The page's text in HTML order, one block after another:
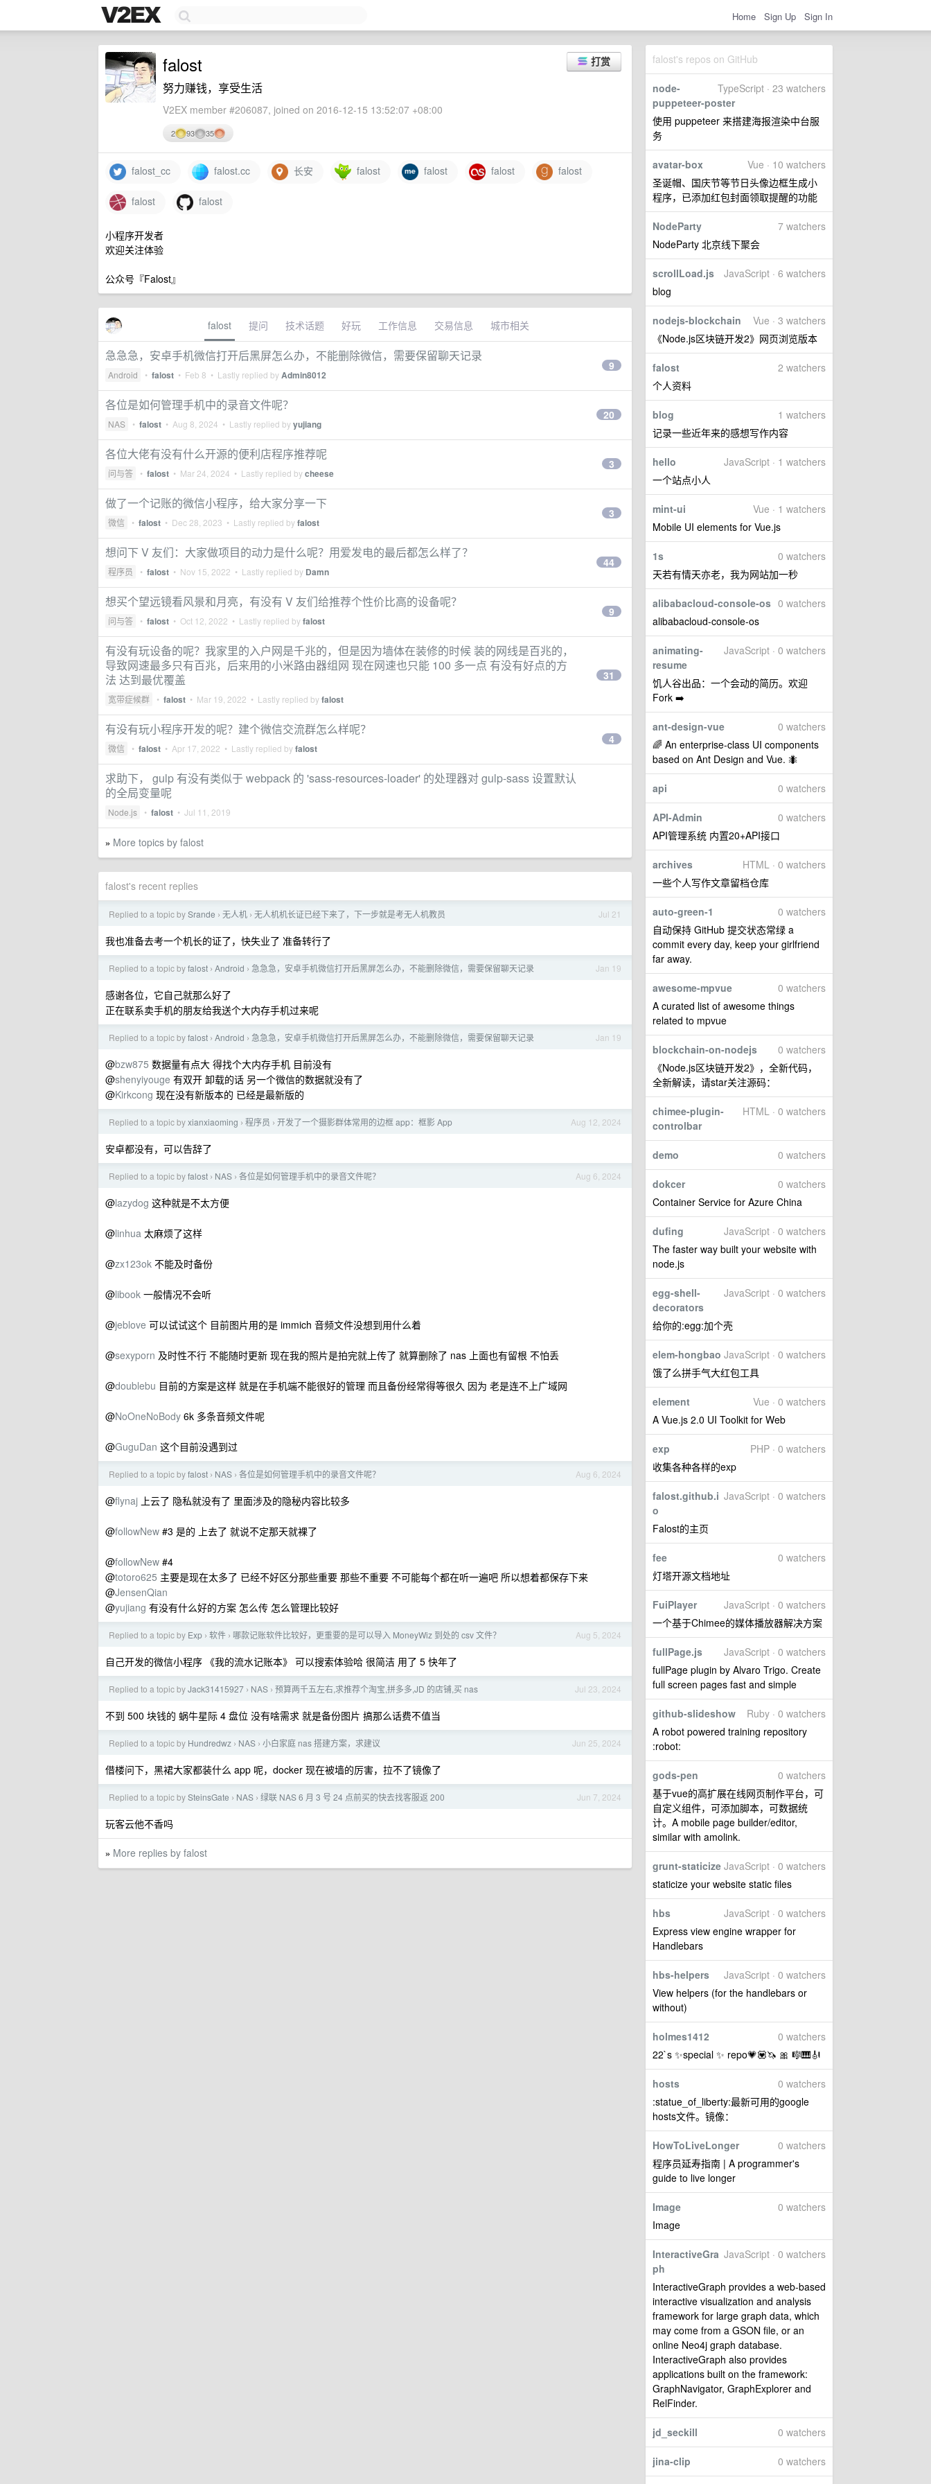
Home Sign Up Sign In
falost's repos on GitHub
TypeScript · 23 watchers
node-
puppeteer-poster
使用 puppeteer 来搭建海报渲染中台服
务
Vue · 10 watchers
avatar-box
圣诞帽、国庆节等节日头像边框生成小
程序，已添加红包封面领取提醒的功能
7 watchers
NodeParty
NodeParty 北京线下聚会
JavaScript · 6 watchers
scrollLoad.js
blog
Vue · 3 watchers
nodejs-blockchain
《Node.js区块链开发2》网页浏览版本
2 watchers
falost
个人资料
1 watchers
blog
记录一些近年来的感想写作内容
JavaScript · 1 watchers
hello
一个站点小人
Vue · 1 watchers
mint-ui
Mobile UI elements for Vue.js
0 watchers
1s
天若有情天亦老，我为网站加一秒
0 watchers
alibabacloud-console-os
alibabacloud-console-os
JavaScript · 0 watchers
animating-
resume
饥人谷出品：一个会动的简历。欢迎
Fork ➡️
0 watchers
ant-design-vue
🌈 An enterprise-class UI components
based on Ant Design and Vue. 🐜
0 watchers
api
0 watchers
API-Admin
API管理系统 内置20+API接口
HTML · 0 watchers
archives
一些个人写作文章留档仓库
0 watchers
auto-green-1
自动保持 GitHub 提交状态常绿 a
commit every day, keep your girlfriend
far away.
0 watchers
awesome-mpvue
A curated list of awesome things
related to mpvue
0 watchers
blockchain-on-nodejs
《Node.js区块链开发2》，全新代码，
全新解读，请star关注源码：
HTML · 0 watchers
chimee-plugin-
controlbar
0 watchers
demo
0 watchers
dokcer
Container Service for Azure China
JavaScript · 0 watchers
dufing
The faster way built your website with
node.js
JavaScript · 0 watchers
egg-shell-
decorators
给你的:egg:加个壳
JavaScript · 0 watchers
elem-hongbao
饿了么拼手气大红包工具
Vue · 0 watchers
element
A Vue.js 2.0 UI Toolkit for Web
PHP · 0 watchers
exp
收集各种各样的exp
JavaScript · 0 watchers
falost.github.i
o
Falost的主页
0 watchers
fee
灯塔开源文档地址
JavaScript · 0 watchers
FuiPlayer
一个基于Chimee的媒体播放器解决方案
JavaScript · 0 watchers
fullPage.js
fullPage plugin by Alvaro Trigo. Create
full screen pages fast and simple
Ruby · 0 watchers
github-slideshow
A robot powered training repository
:robot:
0 watchers
gods-pen
基于vue的高扩展在线网页制作平台，可
自定义组件，可添加脚本，可数据统
计。A mobile page builder/editor,
similar with amolink.
JavaScript · 0 watchers
grunt-staticize
staticize your website static files
JavaScript · 0 watchers
hbs
Express view engine wrapper for
Handlebars
JavaScript · 0 watchers
hbs-helpers
View helpers (for the handlebars or
without)
0 watchers
holmes1412
22`s ✨special ✨ repo💗💟🦄 🎀 🎼🎹🎻
0 watchers
hosts
:statue_of_liberty:最新可用的google
hosts文件。镜像：
0 watchers
HowToLiveLonger
程序员延寿指南 | A programmer's
guide to live longer
0 watchers
Image
Image
JavaScript · 0 watchers
InteractiveGra
ph
InteractiveGraph provides a web-based
interactive visualization and analysis
framework for large graph data, which
may come from a GSON file, or an
online Neo4j graph database.
InteractiveGraph also provides
applications built on the framework:
GraphNavigator, GraphExplorer and
RelFinder.
0 watchers
jd_seckill
0 watchers
jina-clip
打赏
falost
努力赚钱，享受生活
V2EX member #206087, joined on 2016-12-15 13:52:07 +08:00
2 93 35
falost_cc falost.cc 长安 falost falost falost falost
falost falost
小程序开发者
欢迎关注体验
公众号『Falost』
falost 提问 技术话题 好玩 工作信息 交易信息 城市相关
急急急，安卓手机微信打开后黑屏怎么办，不能删除微信，需要保留聊天记录
Android • falost • Feb 8 • Lastly replied byAdmin8012
9
各位是如何管理手机中的录音文件呢？
NAS • falost • Aug 8, 2024 • Lastly replied byyujiang
20
各位大佬有没有什么开源的便利店程序推荐呢
问与答 • falost • Mar 24, 2024 • Lastly replied bycheese
3
做了一个记账的微信小程序，给大家分享一下
微信 • falost • Dec 28, 2023 • Lastly replied byfalost
3
想问下 V 友们：大家做项目的动力是什么呢？用爱发电的最后都怎么样了？
程序员 • falost • Nov 15, 2022 • Lastly replied by Damn
44
想买个望远镜看风景和月亮，有没有 V 友们给推荐个性价比高的设备呢？
问与答 • falost • Oct 12, 2022 • Lastly replied byfalost
9
有没有玩设备的呢？我家里的入户网是千兆的，但是因为墙体在装修的时候 装的网线是百兆的，
导致网速最多只有百兆，后来用的小米路由器组网 现在网速也只能 100 多一点 有没有好点的方
法 达到最优覆盖
宽带症候群 • falost • Mar 19, 2022 • Lastly replied byfalost
31
有没有玩小程序开发的呢？建个微信交流群怎么样呢？
微信 • falost • Apr 17, 2022 • Lastly replied byfalost
4
求助下， gulp 有没有类似于 webpack 的 'sass-resources-loader' 的处理器对 gulp-sass 设置默认
的全局变量呢
Node.js • falost • Jul 11, 2019
» More topics by falost
falost's recent replies
Jul 21
Replied to a topic bySrande › 无人机 › 无人机机长证已经下来了，下一步就是考无人机教员
我也准备去考一个机长的证了，快失业了 准备转行了
Jan 19
Replied to a topic byfalost › Android › 急急急，安卓手机微信打开后黑屏怎么办，不能删除微信，需要保留聊天记录
感谢各位，它自己就那么好了
正在联系卖手机的朋友给我送个大内存手机过来呢
Jan 19
Replied to a topic byfalost › Android › 急急急，安卓手机微信打开后黑屏怎么办，不能删除微信，需要保留聊天记录
@bzw875 数据量有点大 得找个大内存手机 目前没有
@shenyiyouge 有双开 卸载的话 另一个微信的数据就没有了
@Kirkcong 现在没有新版本的 已经是最新版的
Aug 12, 2024
Replied to a topic byxianxiaoming › 程序员 › 开发了一个摄影群体常用的边框 app：框影 App
安卓都没有，可以告辞了
Aug 6, 2024
Replied to a topic byfalost › NAS › 各位是如何管理手机中的录音文件呢？
@lazydog 这种就是不太方便
@linhua 太麻烦了这样
@zx123ok 不能及时备份
@libook 一般情况不会听
@jeblove 可以试试这个 目前图片用的是 immich 音频文件没想到用什么着
@sexyporn 及时性不行 不能随时更新 现在我的照片是拍完就上传了 就算删除了 nas 上面也有留根 不怕丢
@doublebu 目前的方案是这样 就是在手机端不能很好的管理 而且备份经常得等很久 因为 老是连不上广域网
@NoOneNoBody 6k 多条音频文件呢
@GuguDan 这个目前没遇到过
Aug 6, 2024
Replied to a topic byfalost › NAS › 各位是如何管理手机中的录音文件呢？
@flynaj 上云了 隐私就没有了 里面涉及的隐秘内容比较多
@followNew #3 是的 上去了 就说不定那天就裸了
@followNew #4
@totoro625 主要是现在太多了 已经不好区分那些重要 那些不重要 不可能每个都在听一遍吧 所以想着都保存下来
@JensenQian
@yujiang 有没有什么好的方案 怎么传 怎么管理比较好
Aug 5, 2024
Replied to a topic by Exp › 软件 › 哪款记账软件比较好，更重要的是可以导入 MoneyWiz 到处的 csv 文件？
自己开发的微信小程序 《我的流水记账本》 可以搜索体验哈 很简洁 用了 5 快年了
Jul 23, 2024
Replied to a topic byJack31415927 › NAS › 预算两千五左右,求推荐个淘宝,拼多多,JD 的店铺,买 nas
不到 500 块钱的 蜗牛星际 4 盘位 没有啥需求 就是备份图片 搞那么话费不值当
Jun 25, 2024
Replied to a topic by Hundredwz › NAS › 小白家庭 nas 搭建方案，求建议
借楼问下，黑裙大家都装什么 app 呢，docker 现在被墙的厉害，拉不了镜像了
Jun 7, 2024
Replied to a topic bySteinsGate › NAS › 绿联 NAS 6 月 3 号 24 点前买的快去找客服返 200
玩客云他不香吗
» More replies by falost